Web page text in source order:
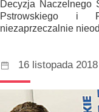
Decyzja Naczelnego
Pstrowskiego i
niezaprzeczalnie
16 listopada 2018